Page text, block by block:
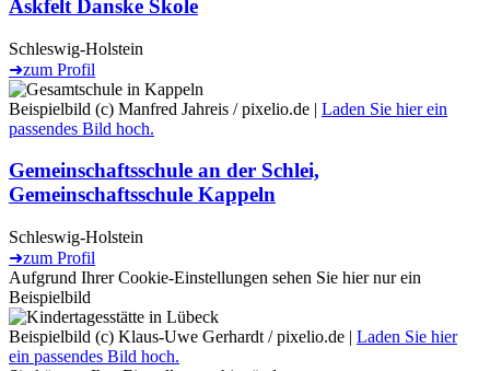
Askfelt Danske Skole
Schleswig-Holstein
➜zum Profil
Beispielbild (c) Manfred Jahreis / pixelio.de | Laden Sie hier ein
passendes Bild hoch.
Gemeinschaftsschule an der Schlei,
Gemeinschaftsschule Kappeln
Schleswig-Holstein
➜zum Profil
Aufgrund Ihrer Cookie-Einstellungen sehen Sie hier nur ein
Beispielbild
Beispielbild (c) Klaus-Uwe Gerhardt / pixelio.de | Laden Sie hier
ein passendes Bild hoch.